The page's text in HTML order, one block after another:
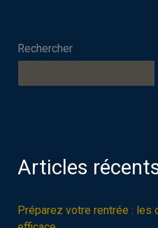
Rechercher
Articles
Préparez votre rentrée : les